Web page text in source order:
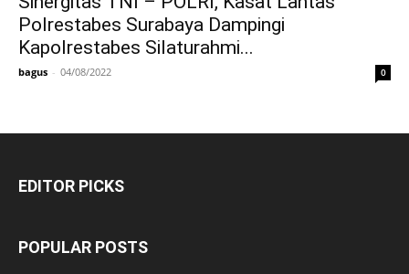
Polrestabes Surabaya Dampingi
Kapolrestabes Silaturahmi...
bagus - 04/08/2022 0
EDITOR PICKS
POPULAR POSTS